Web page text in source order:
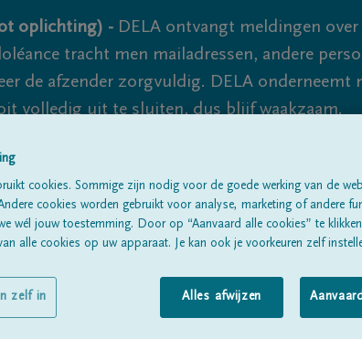
oplichting) - DELA ontvangt meldingen
tracht men mailadressen, andere
de afzender zorgvuldig. DELA onderneemt
volledig uit te sluiten, dus blijf waakzaam.
Alle rouwberichtenOver
cookies. Sommige zijn nodig voor de goede werking van de
cookies worden gebruikt voor analyse, marketing of andere
wél jouw toestemming. Door op “Aanvaard alle cookies” te
alle cookies op uw apparaat. Je kan ook je voorkeuren zelf
Alles afwijzen
zelf in